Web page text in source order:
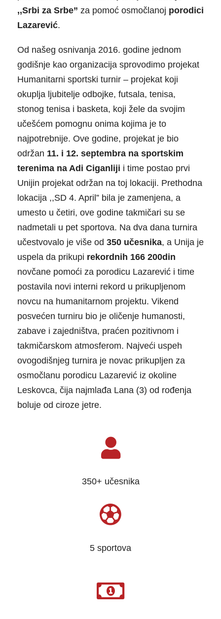
,,Srbi za Srbe” za pomoć osmočlanoj porodici
Lazarević.
Od našeg osnivanja 2016. godine jednom
godišnje kao organizacija sprovodimo projekat
Humanitarni sportski turnir – projekat koji
okuplja ljubitelje odbojke, futsala, tenisa,
stonog tenisa i basketa, koji žele da svojim
učešćem pomognu onima kojima je to
najpotrebnije. Ove godine, projekat je bio
održan 11. i 12. septembra na sportskim
terenima na Adi Ciganliji i time postao prvi
Unijin projekat održan na toj lokaciji. Prethodna
lokacija ,,SD 4. April” bila je zamenjena, a
umesto u četiri, ove godine takmičari su se
nadmetali u pet sportova. Na dva dana turnira
učestvovalo je više od 350 učesnika, a Unija je
uspela da prikupi rekordnih 166 200din
novčane pomoći za porodicu Lazarević i time
postavila novi interni rekord u prikupljenom
novcu na humanitarnom projektu. Vikend
posvećen turniru bio je oličenje humanosti,
zabave i zajedništva, praćen pozitivnom i
takmičarskom atmosferom. Najveći uspeh
ovogodišnjeg turnira je novac prikupljen za
osmočlanu porodicu Lazarević iz okoline
Leskovca, čija najmlađa Lana (3) od rođenja
boluje od ciroze jetre.
350+ učesnika
5 sportova